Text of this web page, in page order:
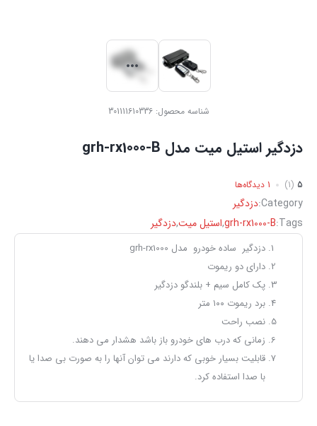
شناسه محصول:301111610336
دزدگیر استیل میت مدل grh-rx1000-B
5
(1) 1 دیدگاه‌ها
Category:دزدگیر
Tags:
grh-rx1000-B
,استیل میت,دزدگیر
دزدگیر ساده خودرو مدل grh-rx1000
دارای دو ریموت
پک کامل سیم + بلندگو دزدگیر
برد ریموت ۱۰۰ متر
نصب راحت
زمانی که درب های خودرو باز باشد هشدار می دهند.
قابلیت بسیار خوبی که دارند می توان آنها را به صورت بی صدا یا
با صدا استفاده کرد.